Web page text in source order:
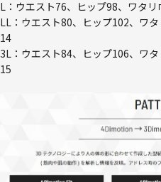
L：ウエスト76、ヒップ98、ワタ
LL：ウエスト80、ヒップ102、ワ
14
3L：ウエスト84、ヒップ106、ワ
15